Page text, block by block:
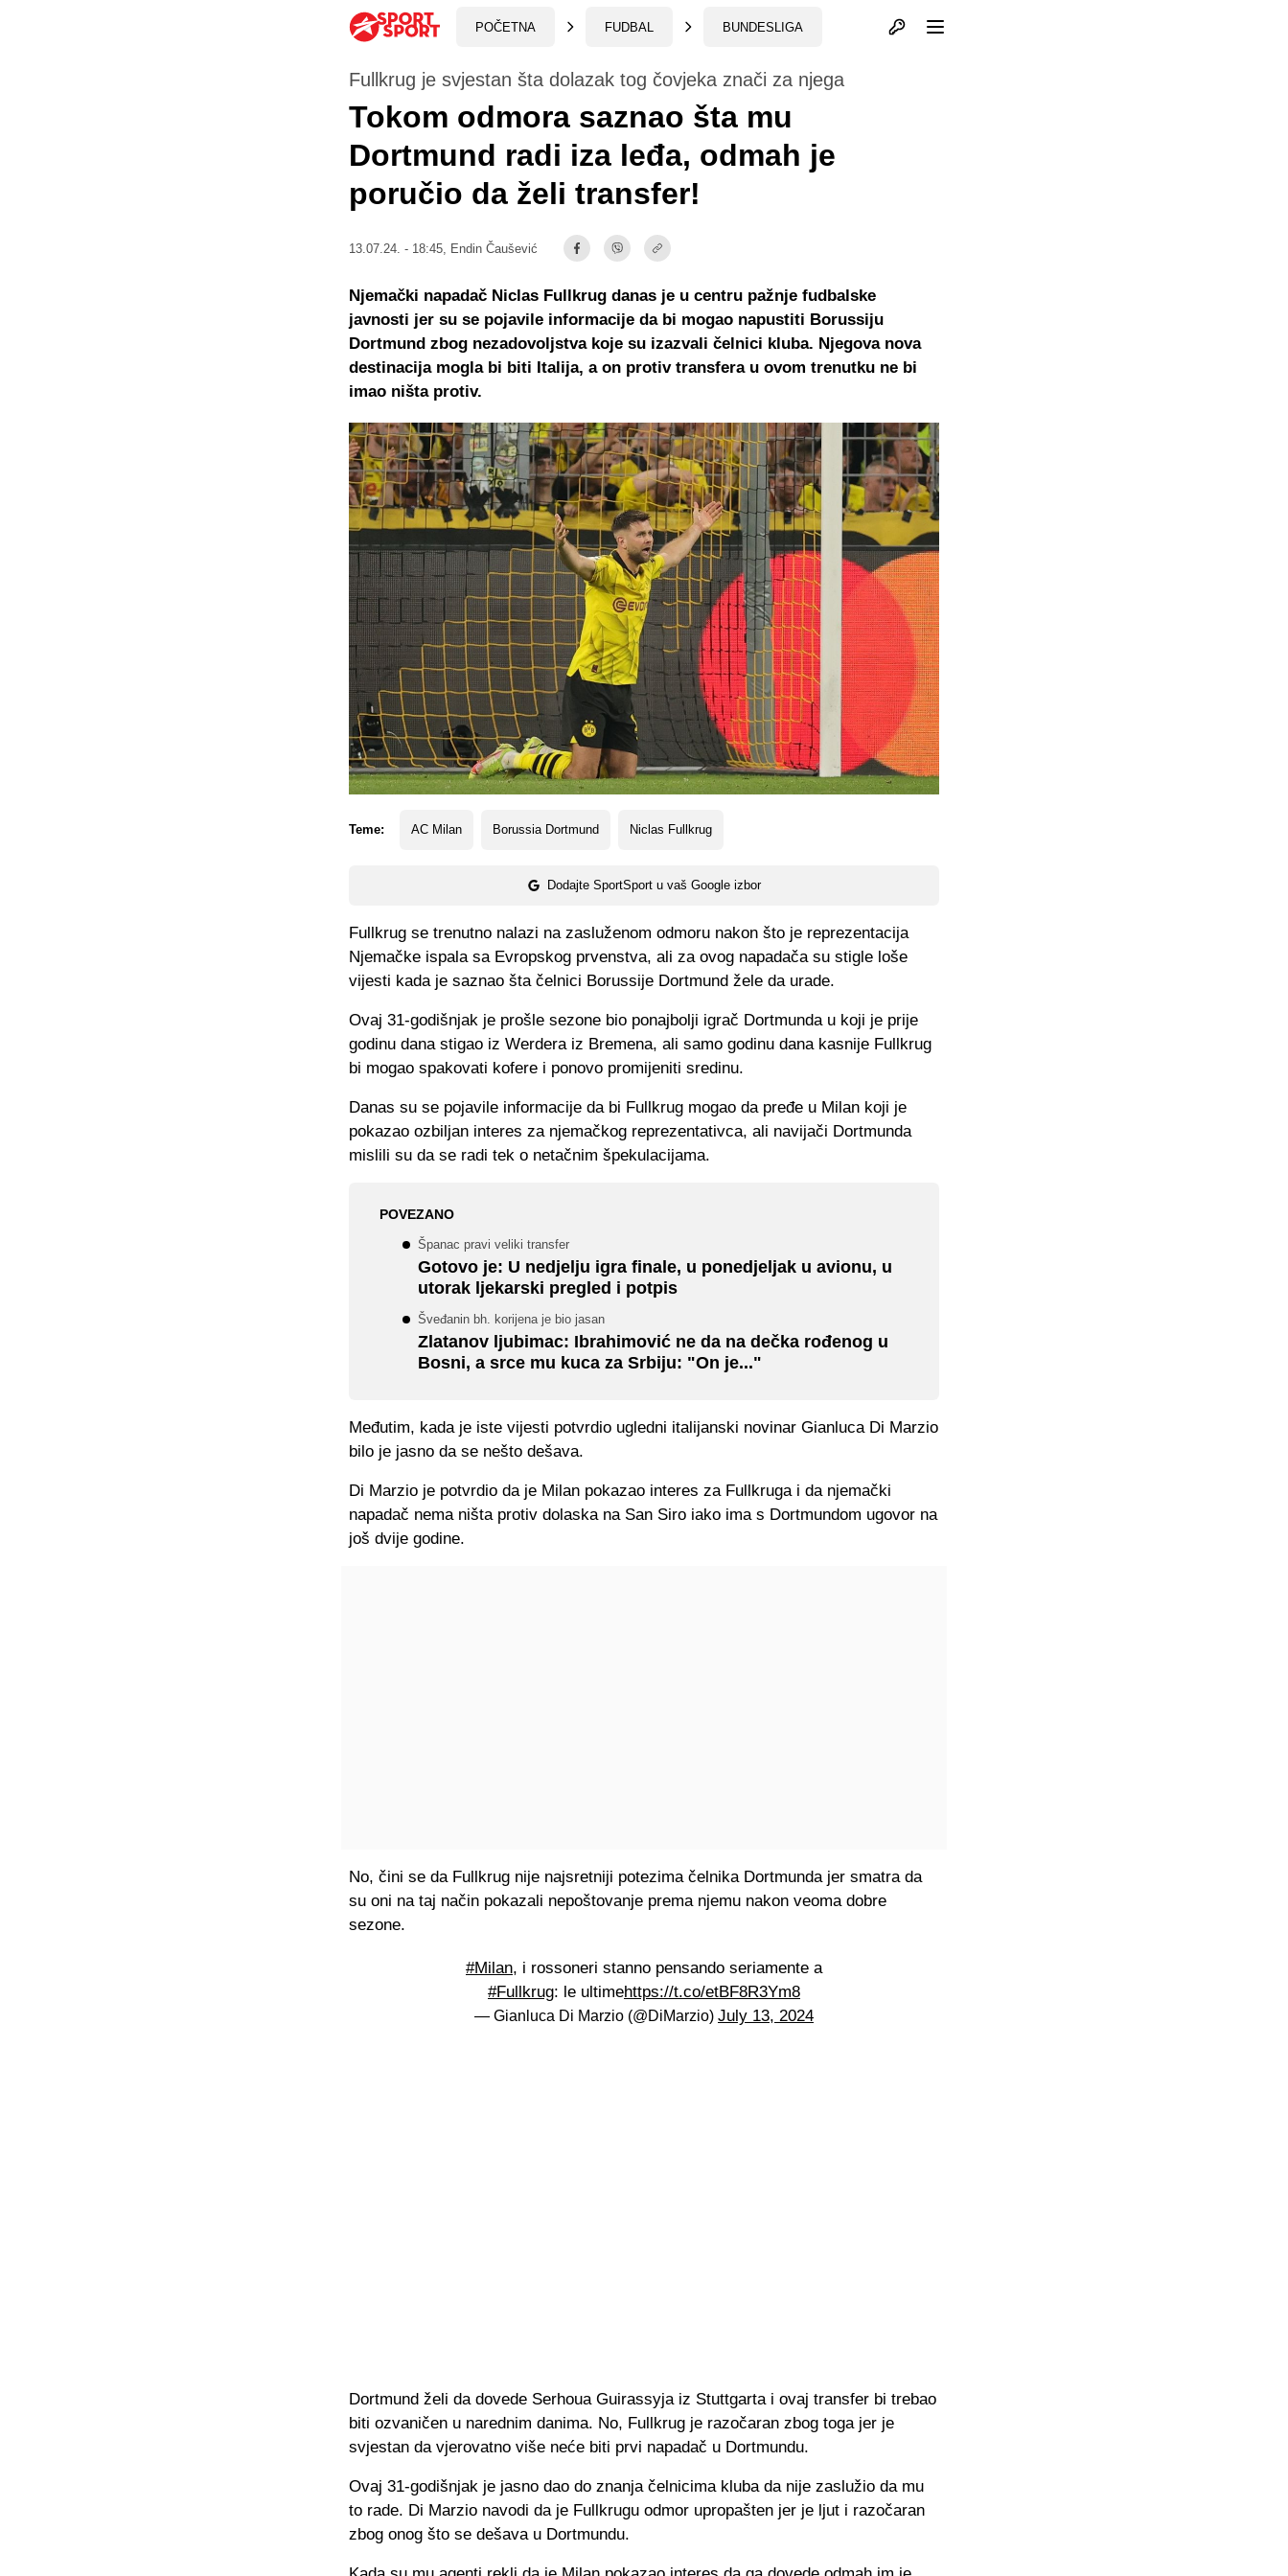
POČETNA FUDBAL BUNDESLIGA Otvori profil
Fullkrug je svjestan šta dolazak tog čovjeka znači za njega
Tokom odmora saznao šta mu
Dortmund radi iza leđa, odmah je
poručio da želi transfer!
13.07.24. - 18:45, Endin Čaušević
Teme: AC Milan Borussia Dortmund Niclas Fullkrug
Dodajte SportSport u vaš Google izbor
Njemački napadač Niclas Fullkrug danas je u centru pažnje fudbalske
javnosti jer su se pojavile informacije da bi mogao napustiti Borussiju
Dortmund zbog nezadovoljstva koje su izazvali čelnici kluba. Njegova nova
destinacija mogla bi biti Italija, a on protiv transfera u ovom trenutku ne bi
imao ništa protiv.
Fullkrug se trenutno nalazi na zasluženom odmoru nakon što je reprezentacija
Njemačke ispala sa Evropskog prvenstva, ali za ovog napadača su stigle loše
vijesti kada je saznao šta čelnici Borussije Dortmund žele da urade.
Ovaj 31-godišnjak je prošle sezone bio ponajbolji igrač Dortmunda u koji je prije
godinu dana stigao iz Werdera iz Bremena, ali samo godinu dana kasnije Fullkrug
bi mogao spakovati kofere i ponovo promijeniti sredinu.
Danas su se pojavile informacije da bi Fullkrug mogao da pređe u Milan koji je
pokazao ozbiljan interes za njemačkog reprezentativca, ali navijači Dortmunda
mislili su da se radi tek o netačnim špekulacijama.
POVEZANO
Španac pravi veliki transfer
Gotovo je: U nedjelju igra finale, u ponedjeljak u avionu, u
utorak ljekarski pregled i potpis
Šveđanin bh. korijena je bio jasan
Zlatanov ljubimac: Ibrahimović ne da na dečka rođenog u
Bosni, a srce mu kuca za Srbiju: "On je..."
Međutim, kada je iste vijesti potvrdio ugledni italijanski novinar Gianluca Di Marzio
bilo je jasno da se nešto dešava.
Di Marzio je potvrdio da je Milan pokazao interes za Fullkruga i da njemački
napadač nema ništa protiv dolaska na San Siro iako ima s Dortmundom ugovor na
još dvije godine.
No, čini se da Fullkrug nije najsretniji potezima čelnika Dortmunda jer smatra da
su oni na taj način pokazali nepoštovanje prema njemu nakon veoma dobre
sezone.
#Milan, i rossoneri stanno pensando seriamente a
#Fullkrug: le ultimehttps://t.co/etBF8R3Ym8
— Gianluca Di Marzio (@DiMarzio) July 13, 2024
Dortmund želi da dovede Serhoua Guirassyja iz Stuttgarta i ovaj transfer bi trebao
biti ozvaničen u narednim danima. No, Fullkrug je razočaran zbog toga jer je
svjestan da vjerovatno više neće biti prvi napadač u Dortmundu.
Ovaj 31-godišnjak je jasno dao do znanja čelnicima kluba da nije zaslužio da mu
to rade. Di Marzio navodi da je Fullkrugu odmor upropašten jer je ljut i razočaran
zbog onog što se dešava u Dortmundu.